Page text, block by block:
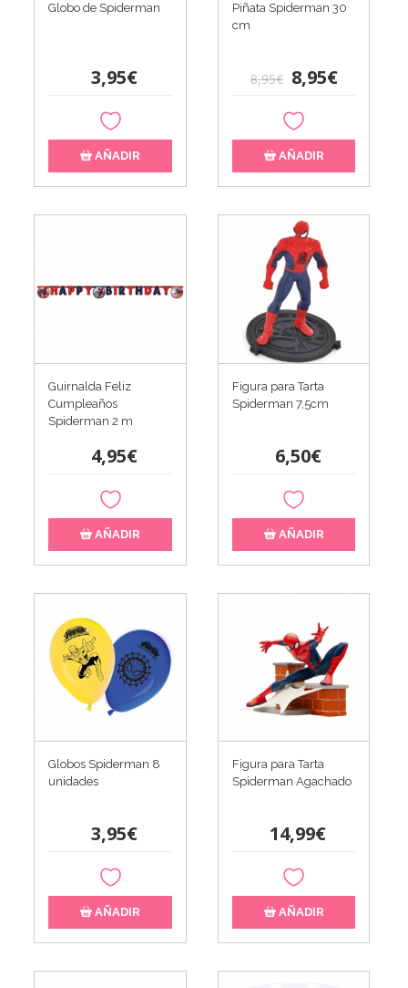
Globo de Spiderman
3,95€
AÑADIR
Piñata Spiderman 30
cm
8,95€ 8,95€
AÑADIR
Guirnalda Feliz
Cumpleaños
Spiderman 2 m
4,95€
AÑADIR
Figura para Tarta
Spiderman 7,5cm
6,50€
AÑADIR
Globos Spiderman 8
unidades
3,95€
AÑADIR
Figura para Tarta
Spiderman Agachado
14,99€
AÑADIR